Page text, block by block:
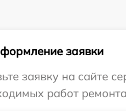
заявки
заявку на сайте
работ